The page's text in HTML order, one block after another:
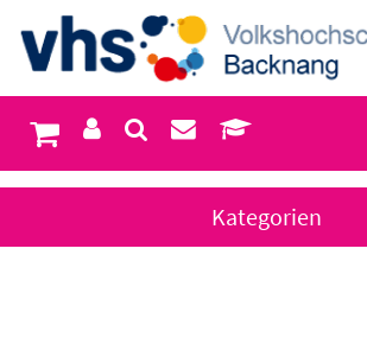
Kategorien